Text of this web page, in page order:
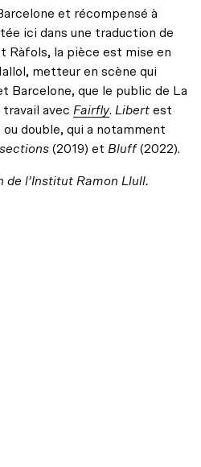
et récompensé à
ici dans une traduction de
Ràfols, la pièce est mise en
metteur en scène qui
Barcelone, que le public de La
avec Fairfly. Libert est
double, qui a notamment
(2019) et Bluff(2022).
l’Institut Ramon Llull.